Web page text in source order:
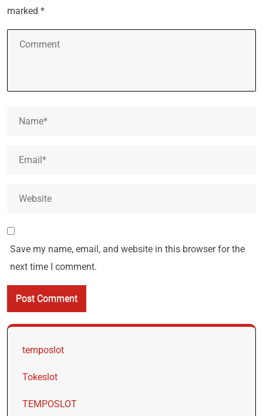
marked *
Save my name, email, and website in this browser for the
next time I comment.
temposlot
Tokeslot
TEMPOSLOT